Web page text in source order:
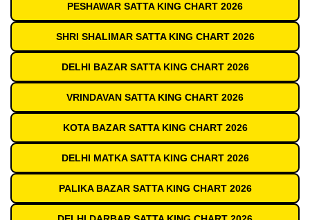
PESHAWAR SATTA KING CHART 2026
SHRI SHALIMAR SATTA KING CHART 2026
DELHI BAZAR SATTA KING CHART 2026
VRINDAVAN SATTA KING CHART 2026
KOTA BAZAR SATTA KING CHART 2026
DELHI MATKA SATTA KING CHART 2026
PALIKA BAZAR SATTA KING CHART 2026